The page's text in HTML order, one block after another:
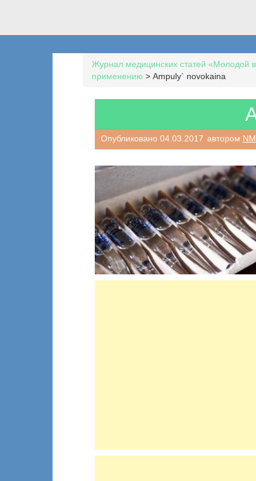
Журнал медицинских статей «Молодой
применению > Ampuly` novokaina
Опубликовано 04.03.2017 автором NM